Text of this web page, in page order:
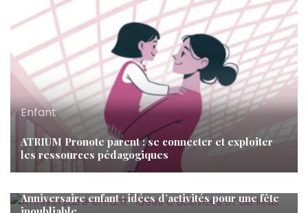
Enfant
ATRIUM Pronote parent : se connecter et exploiter
les ressources pédagogiques
Enfant
Anniversaire enfant : idées d’activités pour une fête